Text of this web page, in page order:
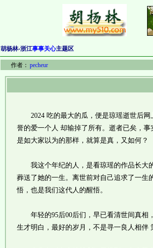
胡杨林-浙江事事关心主题区
作者： pecheur
2024 吃的最大的瓜，便是琼瑶逝世后网
誉的爱一个人 却输掉了所有。逝者已矣，
是如大家以为的那样，就算是真，又如何？
我这个年纪的人，是看琼瑶的作品长大的
葬送了她的一生。离世前对自己追求了一生
悟，也是我们这代人的醒悟。
年轻的95后00后们，早已看清世间真相
生才明白，最好的岁月，不是寻一良人相伴